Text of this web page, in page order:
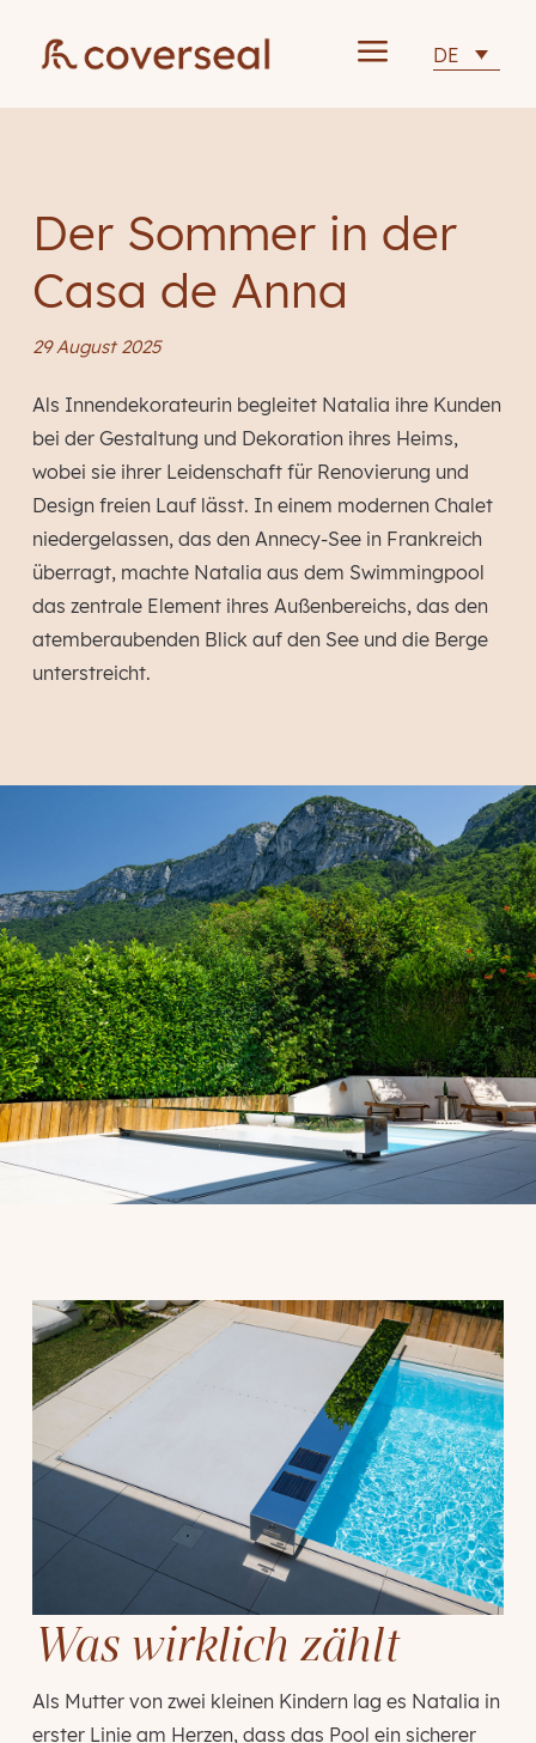
a DE
Der Sommer in der
Casa de Anna
29 August 2025
Als Innendekorateurin begleitet Natalia ihre Kunden
bei der Gestaltung und Dekoration ihres Heims,
wobei sie ihrer Leidenschaft für Renovierung und
Design freien Lauf lässt. In einem modernen Chalet
niedergelassen, das den Annecy-See in Frankreich
überragt, machte Natalia aus dem Swimmingpool
das zentrale Element ihres Außenbereichs, das den
atemberaubenden Blick auf den See und die Berge
unterstreicht.
Was wirklich zählt
Als Mutter von zwei kleinen Kindern lag es Natalia in
erster Linie am Herzen, dass das Pool ein sicherer